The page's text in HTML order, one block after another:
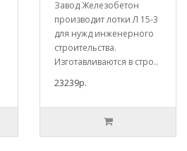
Завод Железобетон
производит лотки Л 15-3
для нужд инженерного
строительства.
Изготавливаются в стро..
23239р.